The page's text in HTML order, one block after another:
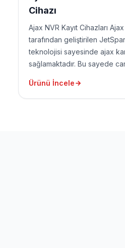
Cihazı
Ajax NVR Kayıt Cihazları
tarafından geliştirilen
teknolojisi sayesinde ajax
sağlamaktadır. Bu sayede
bulunması ve arşivden
olmaktadır.
Ürünü İncele